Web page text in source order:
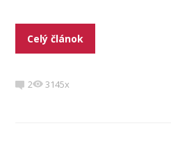
Celý článok
2 3145x